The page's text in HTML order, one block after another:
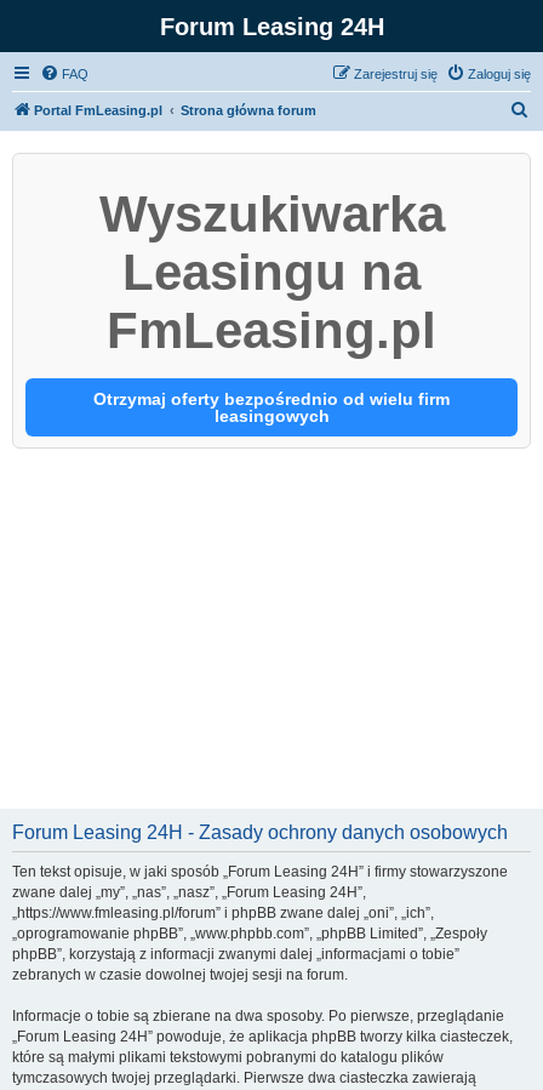
Forum Leasing 24H
FAQ Zaloguj się
Zarejestruj się
Portal FmLeasing.pl Strona główna forum
Wyszukiwarka
Leasingu na
FmLeasing.pl
Otrzymaj oferty bezpośrednio od wielu firm
leasingowych
Forum Leasing 24H - Zasady ochrony danych osobowych
Ten tekst opisuje, w jaki sposób „Forum Leasing 24H” i firmy stowarzyszone
zwane dalej „my”, „nas”, „nasz”, „Forum Leasing 24H”,
„https://www.fmleasing.pl/forum” i phpBB zwane dalej „oni”, „ich”,
„oprogramowanie phpBB”, „www.phpbb.com”, „phpBB Limited”, „Zespoły
phpBB”, korzystają z informacji zwanymi dalej „informacjami o tobie”
zebranych w czasie dowolnej twojej sesji na forum.
Informacje o tobie są zbierane na dwa sposoby. Po pierwsze, przeglądanie
„Forum Leasing 24H” powoduje, że aplikacja phpBB tworzy kilka ciasteczek,
które są małymi plikami tekstowymi pobranymi do katalogu plików
tymczasowych twojej przeglądarki. Pierwsze dwa ciasteczka zawierają